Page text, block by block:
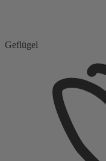
Geflügel